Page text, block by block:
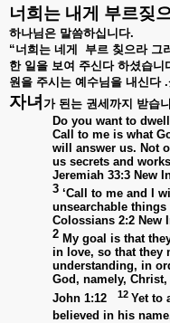
너희는 내게 부르짖
하나님은 말씀하십니다.
“너희는 네게 부르 칮으라 그
한 일을 보여 주신다 하셨습니
원을 주시는 예수님을 내신다 .
자녀 가 된는 권세까지 받습
Do you want to
Call to me is what
will answer us. Not
us secrets and
Jeremiah 33:3 New
3 ‘Call to me and I
unsearchable things
Colossians 2:2 New
2 My goal is that
in love, so that they
understanding, in
God, namely, Christ,
John 1:12
12 Yet to
believed in his